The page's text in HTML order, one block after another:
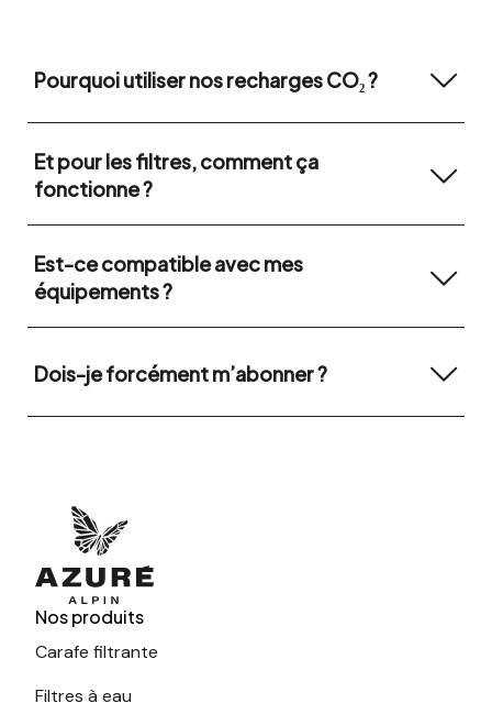
Pourquoi utiliser nos recharges CO₂ ?
Et pour les filtres, comment ça
fonctionne ?
Est-ce compatible avec mes
équipements ?
Dois-je forcément m’abonner ?
Nos produits
Carafe filtrante
Filtres à eau